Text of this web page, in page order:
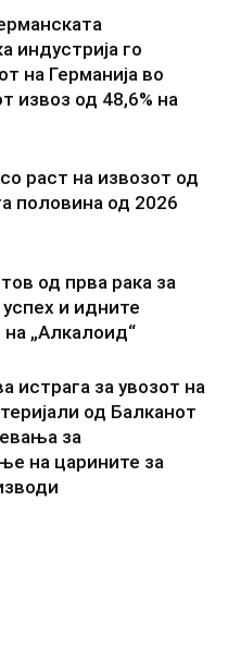
индустрија го
на Германија во
извоз од 48,6% на
раст на извозот од
половина од 2026
од прва рака за
и идните
„Алкалоид“
истрага за увозот на
од Балканот
за
на царините за